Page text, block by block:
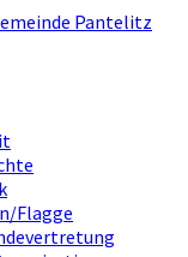
Pantelitz
Flagge